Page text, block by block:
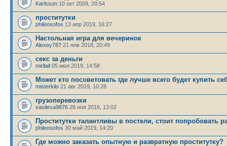
Karlsson 10 окт 2009, 20:54
проститутки
phileosofos 13 апр 2019, 16:27
Настольная игра для вечеринок
Alexey787 21 янв 2018, 20:49
секс за деньги
mirllall 05 июл 2019, 14:58
Может кто посоветовать где лучше всего будет купить
misterkilo 21 авг 2019, 10:28
грузоперевозки
vasileva9876 28 ноя 2016, 13:02
Проститутки талантливы в постели, стоит попробовать
phileosofos 30 май 2019, 14:20
Где можно заказать опытную и развратную проститутку?